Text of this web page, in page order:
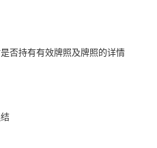
否持有有效牌照及牌照的详情